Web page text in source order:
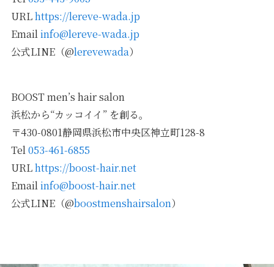
URLhttps://lereve-wada.jp
Emailinfo@lereve-wada.jp
公式LINE（@lerevewada）
BOOST men’s hair salon
浜松から“カッコイイ” を創る。
〒430-0801静岡県浜松市中央区神立町128-8
Tel053-461-6855
URLhttps://boost-hair.net
Emailinfo@boost-hair.net
公式LINE（@boostmenshairsalon）